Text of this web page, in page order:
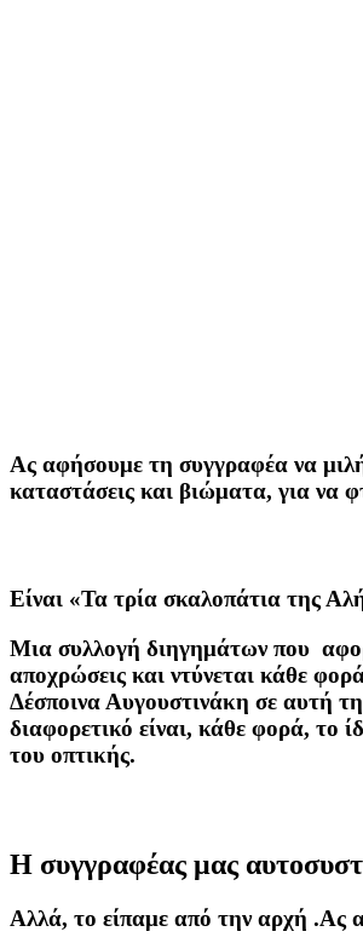
Ας αφήσουμε τη συγγραφέα να
καταστάσεις και βιώματα, για να
Είναι «Τα τρία σκαλοπάτια της
Μια συλλογή διηγημάτων που
αποχρώσεις και ντύνεται κάθε
Δέσποινα Αυγουστινάκη σε αυτή
διαφορετικό είναι, κάθε φορά, το
του οπτικής.
Η συγγραφέας μας
Αλλά, το είπαμε από την αρχή .Ας